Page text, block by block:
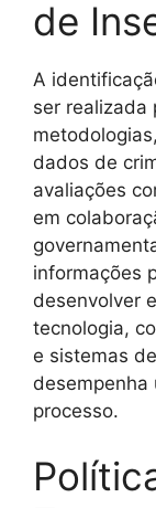
de
A
ser realizada
dados de
avaliações
em
informações
desenvolver
tecnologia,
e sistemas
desempenha
processo.